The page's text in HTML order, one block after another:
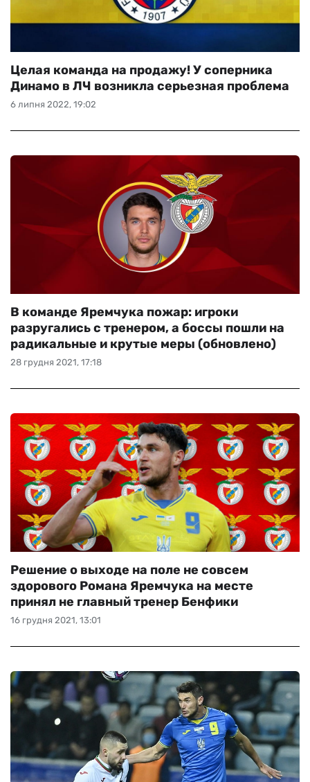
6 липня 2022, 19:02
Целая команда на продажу! У соперника
Динамо в ЛЧ возникла серьезная проблема
28 грудня 2021, 17:18
В команде Яремчука пожар: игроки
разругались с тренером, а боссы пошли на
радикальные и крутые меры (обновлено)
16 грудня 2021, 13:01
Решение о выходе на поле не совсем
здорового Романа Яремчука на месте
принял не главный тренер Бенфики